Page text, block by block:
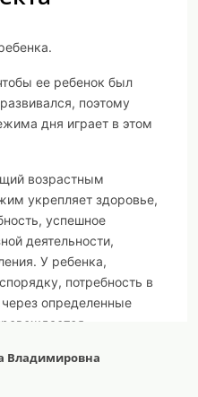
ее ребенок был
поэтому
дня играет в этом
возрастным
укрепляет здоровье,
успешное
деятельности,
У ребенка,
потребность в
определенные
как бы
на предстоящую
Владимировна